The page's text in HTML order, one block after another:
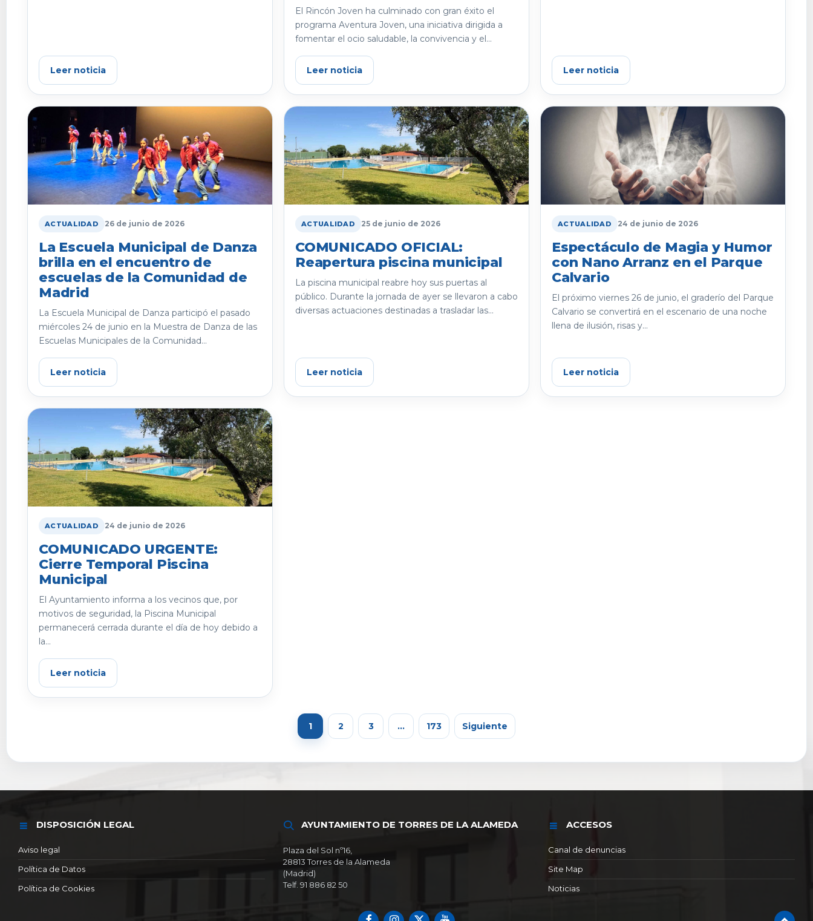
Leer noticia
El Rincón Joven ha culminado con gran éxito el
programa Aventura Joven, una iniciativa dirigida a
fomentar el ocio saludable, la convivencia y el...
Leer noticia Leer noticia
ACTUALIDAD 26 de junio de 2026
La Escuela Municipal de Danza
brilla en el encuentro de
escuelas de la Comunidad de
Madrid
La Escuela Municipal de Danza participó el pasado
miércoles 24 de junio en la Muestra de Danza de las
Escuelas Municipales de la Comunidad...
Leer noticia
ACTUALIDAD 25 de junio de 2026
COMUNICADO OFICIAL:
Reapertura piscina municipal
La piscina municipal reabre hoy sus puertas al
público. Durante la jornada de ayer se llevaron a cabo
diversas actuaciones destinadas a trasladar las...
Leer noticia
ACTUALIDAD 24 de junio de 2026
Espectáculo de Magia y Humor
con Nano Arranz en el Parque
Calvario
El próximo viernes 26 de junio, el graderío del Parque
Calvario se convertirá en el escenario de una noche
llena de ilusión, risas y...
Leer noticia
ACTUALIDAD 24 de junio de 2026
COMUNICADO URGENTE:
Cierre Temporal Piscina
Municipal
El Ayuntamiento informa a los vecinos que, por
motivos de seguridad, la Piscina Municipal
permanecerá cerrada durante el día de hoy debido a
la...
Leer noticia
1 2 3 … 173 Siguiente
DISPOSICIÓN LEGAL
Aviso legal
Política de Datos
Política de Cookies
AYUNTAMIENTO DE TORRES DE LA ALAMEDA
Plaza del Sol nº16,
28813 Torres de la Alameda
(Madrid)
Telf. 91 886 82 50
ACCESOS
Canal de denuncias
Site Map
Noticias
FacebookInstagram
X YouTube